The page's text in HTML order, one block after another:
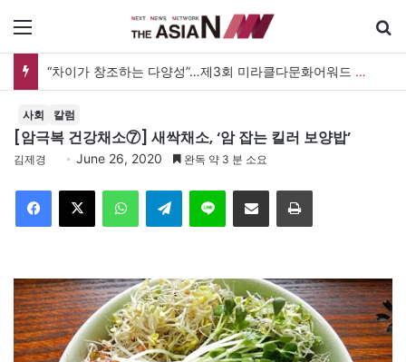
[신건호 칼럼] 대한민국 정치여, 후비기 그만하라
사회 칼럼
[암극복 건강채소⑦] 새싹채소, ‘암 잡는 킬러 보양밥’
김제경 June 26, 2020 완독 약 3 분 소요
Telegram 이메일